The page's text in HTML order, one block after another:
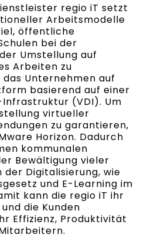
regio iT setzt
Arbeitsmodelle
öffentliche
bei der
Umstellung auf
Arbeiten zu
Unternehmen auf
basierend auf einer
(VDI). Um
virtueller
zu garantieren,
Horizon. Dadurch
kommunalen
Bewältigung vieler
der Digitalisierung, wie
und E-Learning im
kann die regio iT ihr
die Kunden
Effizienz, Produktivität